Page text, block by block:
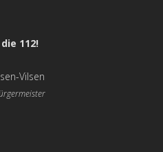
112!
Vilsen